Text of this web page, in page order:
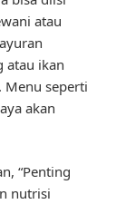
atau
atau ikan
Menu seperti
akan
“Penting
nutrisi